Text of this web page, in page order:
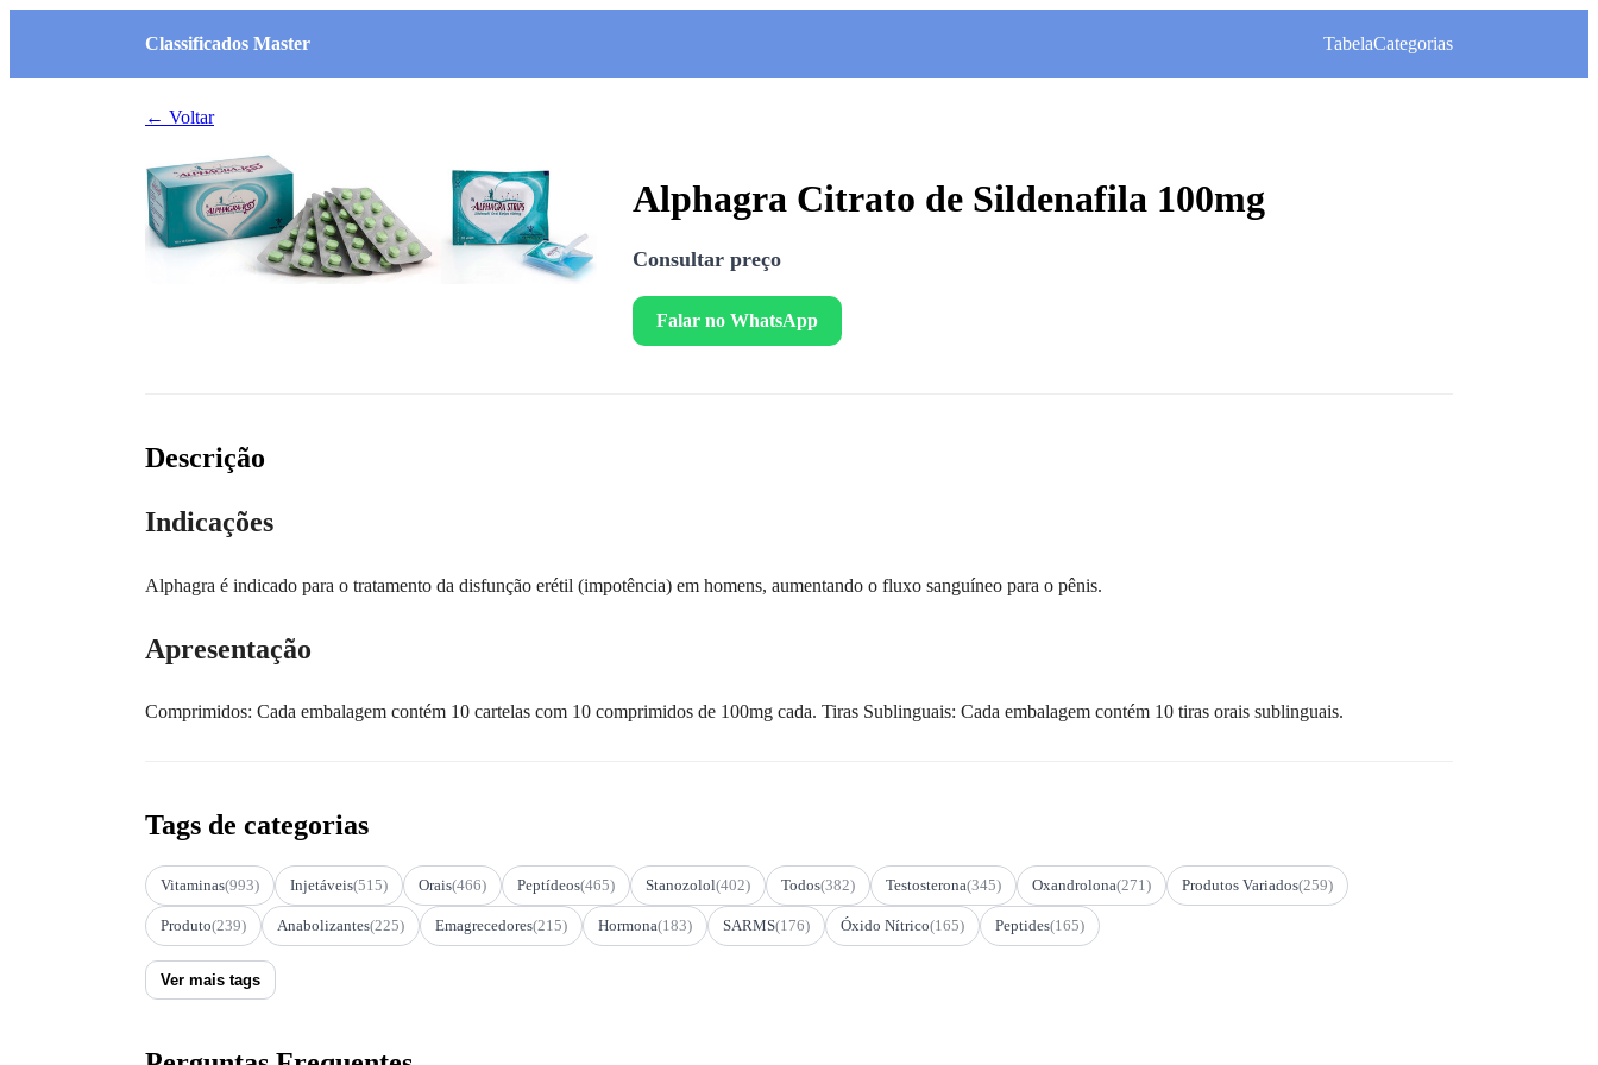
Classificados Master TabelaCategorias
← Voltar
Alphagra Citrato de Sildenafila 100mg
Consultar preço
Falar no WhatsApp
Descrição
Indicações
Alphagra é indicado para o tratamento da disfunção erétil (impotência) em homens, aumentando o fluxo sanguíneo para o pênis.
Apresentação
Comprimidos: Cada embalagem contém 10 cartelas com 10 comprimidos de 100mg cada. Tiras Sublinguais: Cada embalagem contém 10 tiras orais sublinguais.
Tags de categorias
Vitaminas(993) Injetáveis(515) Orais(466) Peptídeos(465) Stanozolol(402) Todos(382) Testosterona(345) Oxandrolona(271) Produtos Variados(259)
Produto(239) Anabolizantes(225) Emagrecedores(215) Hormona(183) SARMS(176) Óxido Nítrico(165) Peptides(165)
Ver mais tags